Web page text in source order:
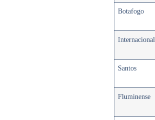
Botafogo
Internacional
Santos
Fluminense